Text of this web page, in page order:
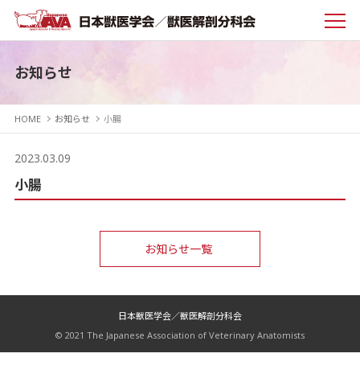
お知らせ
HOME お知らせ 小腸
2023.03.09
小腸
お知らせ一覧
日本獣医学会／獣医解剖分科会
© 2021 The Japanese Association of Veterinary Anatomists